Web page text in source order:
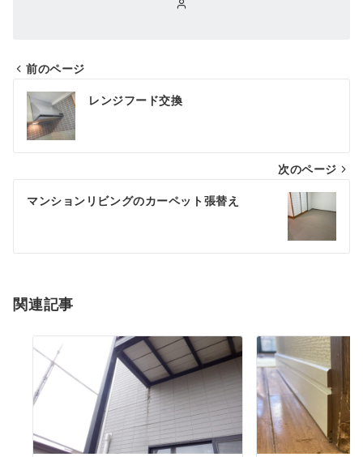
投
稿
ナ
ビ
ゲ
シ
ン
前のページ
レンジフード交換
次のページ
マンションリビングのカーペット張替え
関連記事